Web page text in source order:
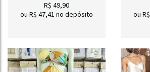
R$ 49,90
ou R$ 47,41 no depósito
ou R$